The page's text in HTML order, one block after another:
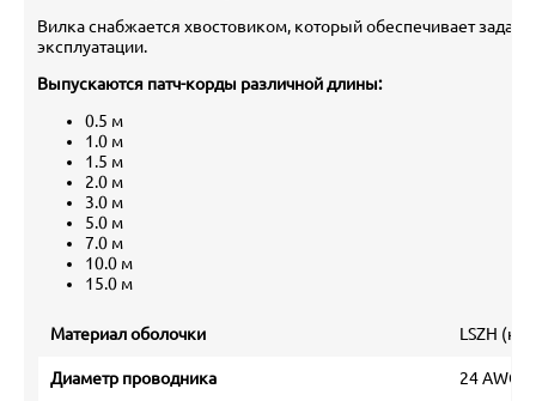
Вилка снабжается хвостовиком, который обеспечивает
эксплуатации.
Выпускаются патч-корды различной длины:
0.5 м
1.0 м
1.5 м
2.0 м
3.0 м
5.0 м
7.0 м
10.0 м
15.0 м
Материал оболочки LSZH
Диаметр проводника 24 AWG